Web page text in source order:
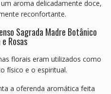
aroma delicadamente doce,
reconfortante.
Sagrada Madre Botânico
Rosas
florais eram utilizados como
físico e o espiritual.
a oferenda aromática feita